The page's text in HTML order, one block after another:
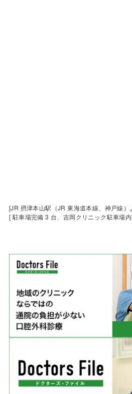
[JR 摂津本山駅（JR 東海道本線、神戸線）
[ 駐車場完備 3 台、吉岡クリニック駐車場